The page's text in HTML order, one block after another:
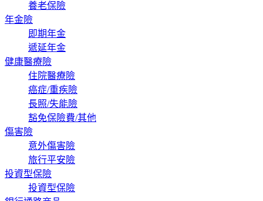
養老保險
年金險
即期年金
遞延年金
健康醫療險
住院醫療險
癌症/重疾險
長照/失能險
豁免保險費/其他
傷害險
意外傷害險
旅行平安險
投資型保險
投資型保險